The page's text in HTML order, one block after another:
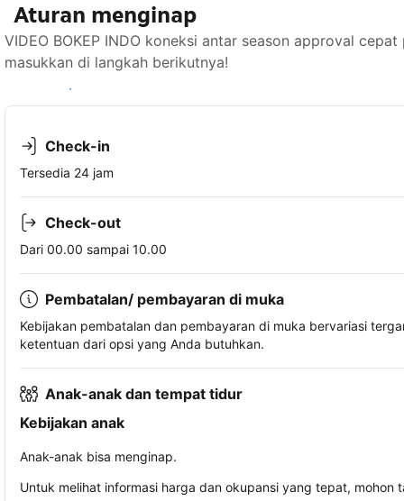
Aturan menginap
VIDEO BOKEP INDO koneksi antar season approval
masukkan di langkah berikutnya!
Lihat ketersediaan
Check-in
Tersedia 24 jam
Check-out
Dari 00.00 sampai 10.00
Pembatalan/ pembayaran di muka
Kebijakan pembatalan dan pembayaran di muka bervariasi
ketentuan dari opsi yang Anda butuhkan.
Anak-anak dan tempat tidur
Kebijakan anak
Anak-anak bisa menginap.
Untuk melihat informasi harga dan okupansi yang tepat,